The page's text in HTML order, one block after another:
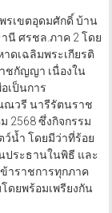
รเขตอุดมศักดิ์ บ้าน
นี ศรชล.ภาค 2 โดย
ดเฉลิมพระเกียรติ
ชกัญญา เนื่องใน
เป็นการ
ณวรี นารีรัตนราช
2568 ซึ่งกิจกรรม
น้ำ โดยมีว่าที่ร้อย
ประธานในพิธี และ
าราชการทุกภาค
ดยพร้อมเพรียงกัน